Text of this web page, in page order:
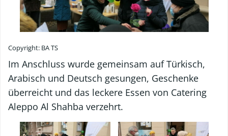
Copyright: BA TS
Im Anschluss wurde gemeinsam auf Türkisch,
Arabisch und Deutsch gesungen, Geschenke
überreicht und das leckere Essen von Catering
Aleppo Al Shahba verzehrt.